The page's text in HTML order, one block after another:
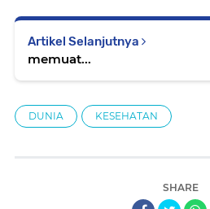
Artikel Selanjutnya
memuat...
DUNIA KESEHATAN
SHARE